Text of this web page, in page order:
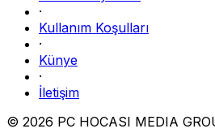
·
Kullanım Koşulları
·
Künye
·
İletişim
© 2026 PC HOCASI MEDIA